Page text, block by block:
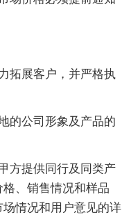
拓展客户，并严格执
的公司形象及产品的
方提供同行及同类产
、销售情况和样品
情况和用户意见的详